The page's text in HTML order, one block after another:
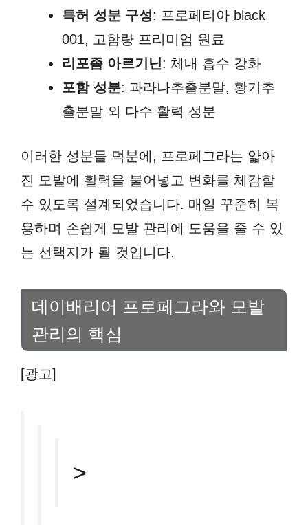
특허 성분 구성: 프로페티아 black
001, 고함량 프리미엄 원료
리포좀 아르기닌: 체내 흡수 강화
포함 성분: 과라나추출분말, 황기추
출분말 외 다수 활력 성분
이러한 성분들 덕분에, 프로페그라는 얇아
진 모발에 활력을 불어넣고 변화를 체감할
수 있도록 설계되었습니다. 매일 꾸준히 복
용하며 손쉽게 모발 관리에 도움을 줄 수 있
는 선택지가 될 것입니다.
데이배리어 프로페그라와 모발
관리의 핵심
[광고]
>